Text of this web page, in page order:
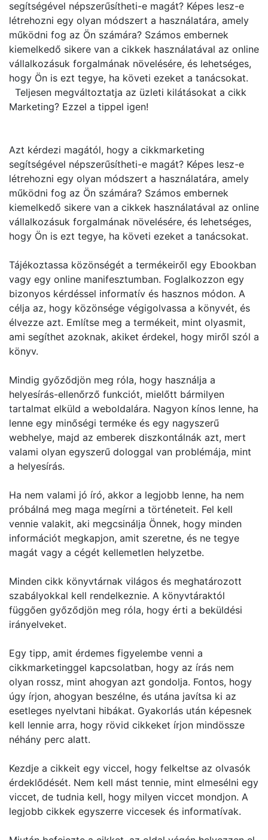
segítségével népszerűsítheti-e magát? Képes lesz-e
létrehozni egy olyan módszert a használatára, amely
működni fog az Ön számára? Számos embernek
kiemelkedő sikere van a cikkek használatával az online
vállalkozásuk forgalmának növelésére, és lehetséges,
hogy Ön is ezt tegye, ha követi ezeket a tanácsokat.
Teljesen megváltoztatja az üzleti kilátásokat a cikk
Marketing? Ezzel a tippel igen!
Azt kérdezi magától, hogy a cikkmarketing
segítségével népszerűsítheti-e magát? Képes lesz-e
létrehozni egy olyan módszert a használatára, amely
működni fog az Ön számára? Számos embernek
kiemelkedő sikere van a cikkek használatával az online
vállalkozásuk forgalmának növelésére, és lehetséges,
hogy Ön is ezt tegye, ha követi ezeket a tanácsokat.
Tájékoztassa közönségét a termékeiről egy Ebookban
vagy egy online manifesztumban. Foglalkozzon egy
bizonyos kérdéssel informatív és hasznos módon. A
célja az, hogy közönsége végigolvassa a könyvét, és
élvezze azt. Említse meg a termékeit, mint olyasmit,
ami segíthet azoknak, akiket érdekel, hogy miről szól a
könyv.
Mindig győződjön meg róla, hogy használja a
helyesírás-ellenőrző funkciót, mielőtt bármilyen
tartalmat elküld a weboldalára. Nagyon kínos lenne, ha
lenne egy minőségi terméke és egy nagyszerű
webhelye, majd az emberek diszkontálnák azt, mert
valami olyan egyszerű dologgal van problémája, mint
a helyesírás.
Ha nem valami jó író, akkor a legjobb lenne, ha nem
próbálná meg maga megírni a történeteit. Fel kell
vennie valakit, aki megcsinálja Önnek, hogy minden
információt megkapjon, amit szeretne, és ne tegye
magát vagy a cégét kellemetlen helyzetbe.
Minden cikk könyvtárnak világos és meghatározott
szabályokkal kell rendelkeznie. A könyvtáraktól
függően győződjön meg róla, hogy érti a beküldési
irányelveket.
Egy tipp, amit érdemes figyelembe venni a
cikkmarketinggel kapcsolatban, hogy az írás nem
olyan rossz, mint ahogyan azt gondolja. Fontos, hogy
úgy írjon, ahogyan beszélne, és utána javítsa ki az
esetleges nyelvtani hibákat. Gyakorlás után képesnek
kell lennie arra, hogy rövid cikkeket írjon mindössze
néhány perc alatt.
Kezdje a cikkeit egy viccel, hogy felkeltse az olvasók
érdeklődését. Nem kell mást tennie, mint elmesélni egy
viccet, de tudnia kell, hogy milyen viccet mondjon. A
legjobb cikkek egyszerre viccesek és informatívak.